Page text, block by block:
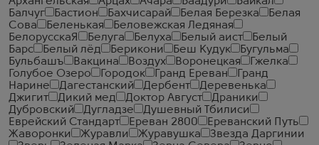
Балчуг
Бастион Бахчисарай Белая Березка
Белая
Сова
Беленькая
Беловежская Ледяная
БелорусскаЯ
Белуга Белуха Белый аист
Белый
Барс
Белый лёд Берикони Беш Кудук
Бугульма
Бульбашъ
Вакцина Воздух Воронецкая
Гжелка
Голубое Озеро
Городок Гранд Ереван
Гранд
Нарине
Дагестанский Дербент
Деревенька
Джигит
Дикий мед Доктор Август
Драники
Дубровский
Дугладзе
Душевный Тбилиси
Еврейский Стандарт
Ереван 2800
Ереванский Путь
Жаворонки
Журавли Журавушка
Звезда Даргинии